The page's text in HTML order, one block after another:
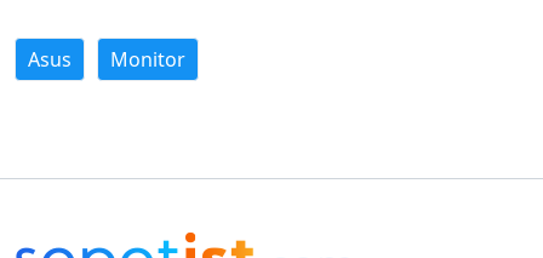
Asus Monitor